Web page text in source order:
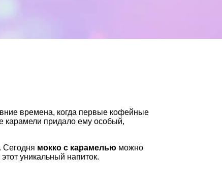
времена, когда первые кофейные
карамели придало ему особый,
Сегодня мокко с карамелью можно
уникальный напиток.